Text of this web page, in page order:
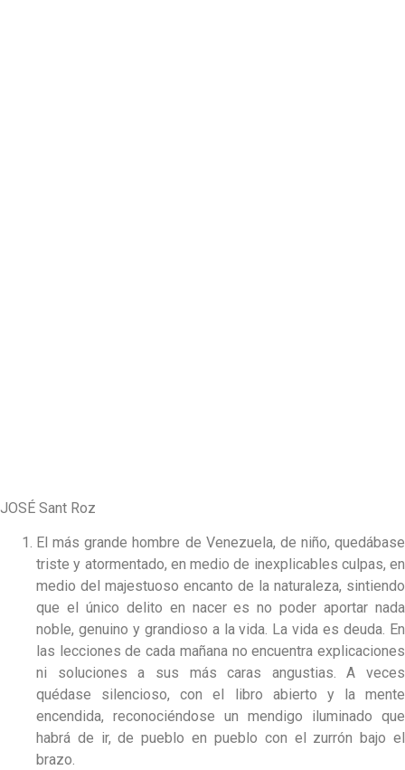
JOSÉ Sant Roz
El más grande hombre de Venezuela, de niño, quedábase
triste y atormentado, en medio de inexplicables culpas, en
medio del majestuoso encanto de la naturaleza, sintiendo
que el único delito en nacer es no poder aportar nada
noble, genuino y grandioso a la vida. La vida es deuda. En
las lecciones de cada mañana no encuentra explicaciones
ni soluciones a sus más caras angustias. A veces
quédase silencioso, con el libro abierto y la mente
encendida, reconociéndose un mendigo iluminado que
habrá de ir, de pueblo en pueblo con el zurrón bajo el
brazo.